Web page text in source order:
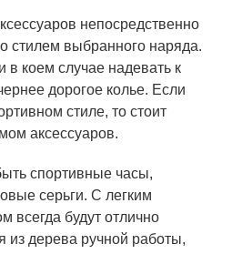
непосредственно
стилем выбранного наряда.
в коем случае надевать к
дорогое колье. Если
стиле, то стоит
аксессуаров.
спортивные часы,
серьги. С легким
будут отлично
из дерева ручной работы,